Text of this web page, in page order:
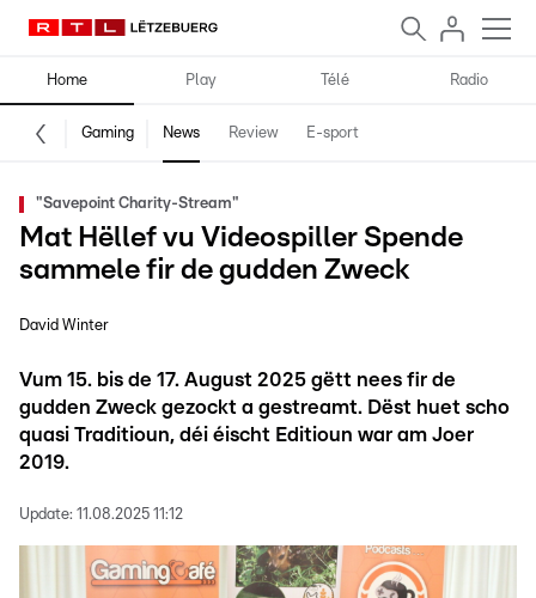
Home Play Télé Radio
Gaming News Review E-sport
"Savepoint Charity-Stream"
Mat Hëllef vu Videospiller Spende
sammele fir de gudden Zweck
David Winter
Vum 15. bis de 17. August 2025 gëtt nees fir de
gudden Zweck gezockt a gestreamt. Dëst huet scho
quasi Traditioun, déi éischt Editioun war am Joer
2019.
Update: 11.08.2025 11:12